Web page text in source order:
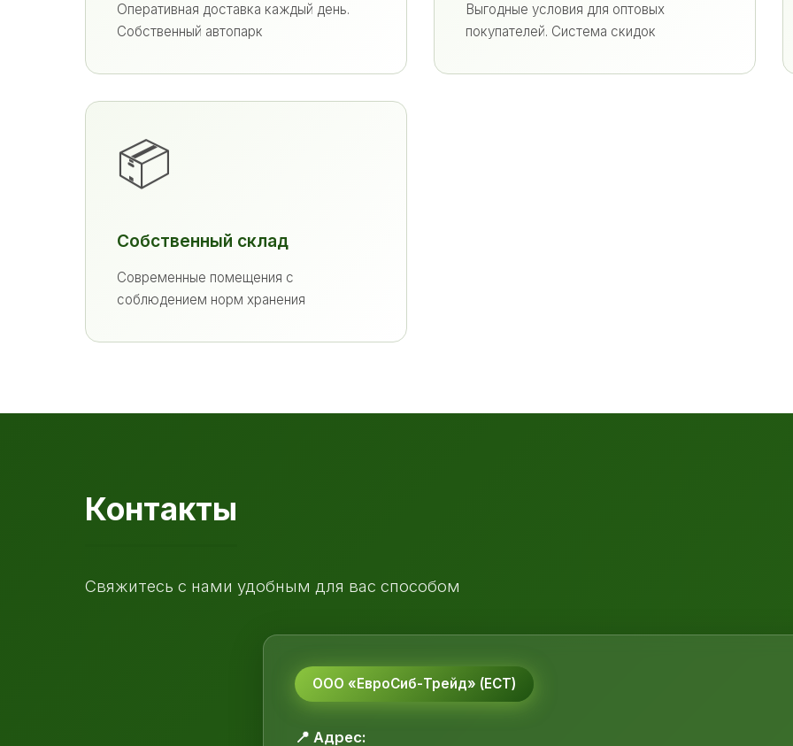
Оперативная доставка каждый день.
Собственный автопарк
Выгодные условия для оптовых
покупателей. Система скидок
📦
Собственный склад
Современные помещения с
соблюдением норм хранения
Контакты
Свяжитесь с нами удобным для вас способом
ООО «ЕвроСиб-Трейд» (ЕСТ)
📍 Адрес: